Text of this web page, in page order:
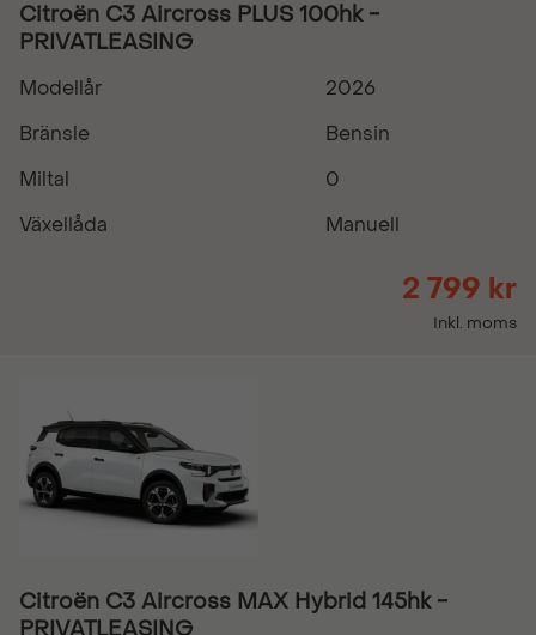
Citroën C3 Aircross PLUS 100hk -
PRIVATLEASING
Modellår
2026
Bränsle
Bensin
Miltal
0
Växellåda
Manuell
2 799 kr
Inkl. moms
Citroën C3 Aircross MAX Hybrid 145hk -